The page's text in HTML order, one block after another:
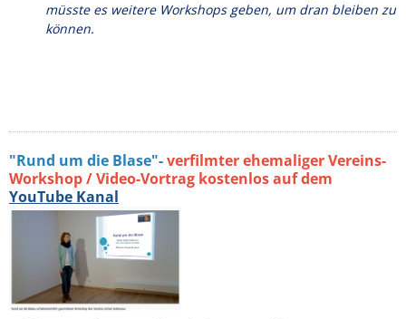
müsste es weitere Workshops geben, um dran bleiben zu
können.
"Rund um die Blase"-verfilmter ehemaliger Vereins-
Workshop / Video-Vortrag kostenlos auf dem
YouTube Kanal